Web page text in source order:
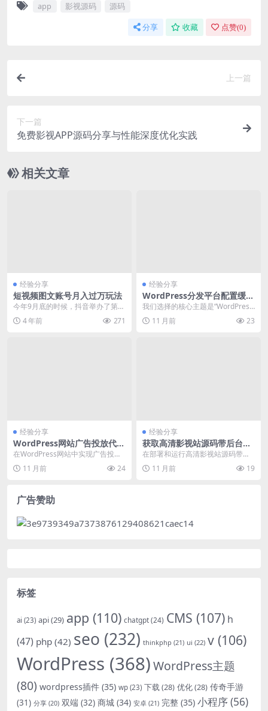
app 影视源码 源码
分享 收藏 点赞(0)
上一篇
下一篇
免费影视APP源码分享与性能深度优化实践
相关文章
经验分享
短视频图文账号月入过万玩法
今年9月底的时候，抖音举办了第四
届创作者大会，不同于往年，今年
的主题集中于图文方...
4 年前 271
经验分享
WordPress分发平台配置缓存
策略提升网站速度教程
我们选择的核心主题是“WordPress
分发平台配置缓存策略提升网站速
度”，选定...
11 月前 23
经验分享
WordPress网站广告投放代码
实现与SEO优化配置
在WordPress网站中实现广告投放
并进行SEO优化配置，是提升网站
收益和用户...
11 月前 24
经验分享
获取高清影视站源码带后台的
常见问题排查与解决
在部署和运行高清影视站源码带后
台的过程中，用户可能会遇到各种
各样的问题。本文将基...
11 月前 19
广告赞助
标签
ai (23) api(29) app (110) chatgpt(24) CMS (107) h
(47) php (42) seo (232) thinkphp (21) ui (22) v (106)
WordPress (368)WordPress主题
(80) wordpress插件 (35) wp (23) 下载(28) 优化(28) 传奇手游
(31) 分享 (20) 双端 (32) 商城 (34) 安卓 (21) 完整 (35) 小程序(56)